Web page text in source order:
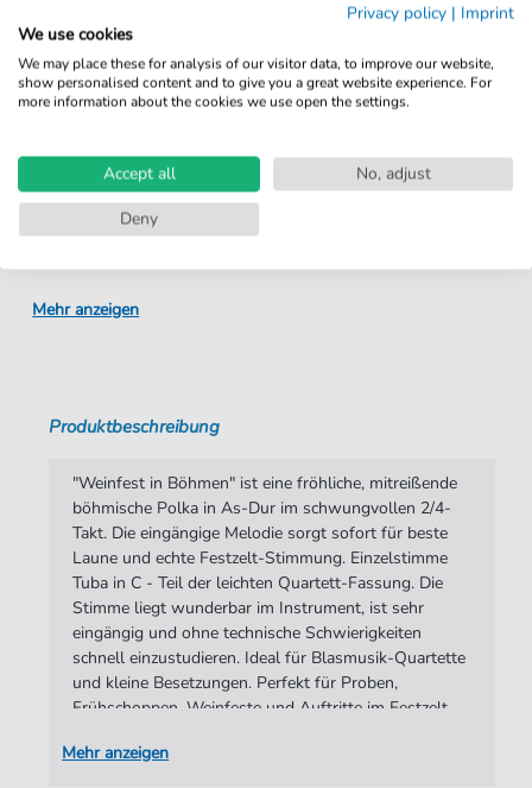
Details
Arrangement:
Quartett
Instrumente:
Horn,
Quartett:
Autoren:
Hönig
Seiten:
Spieldauer:
03:06
Verlag:
soundnotation
Mehr anzeigen
Produktbeschreibung
"Weinfest in Böhmen" ist eine fröhliche, mitreißende
böhmische Polka in As-Dur im schwungvollen 2/4-
Takt. Die eingängige Melodie sorgt sofort für beste
Laune und echte Festzelt-Stimmung. Einzelstimme
Tuba in C - Teil der leichten Quartett-Fassung. Die
Stimme liegt wunderbar im Instrument, ist sehr
eingängig und ohne technische Schwierigkeiten
schnell einzustudieren. Ideal für Blasmusik-Quartette
und kleine Besetzungen. Perfekt für Proben,
Frühschoppen, Weinfeste und Auftritte im Festzelt.
Mehr anzeigen
Privacy policy | Imprint
We use cookies
We may place these for analysis of our visitor data, to improve our website,
show personalised content and to give you a great website experience. For
more information about the cookies we use open the settings.
Accept all
No, adjust
Deny